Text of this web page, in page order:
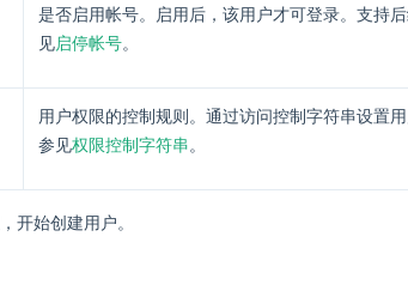
是否启用帐号。启用后，该用户才可登录。支持
见启停帐号。
用户权限的控制规则。通过访问控制字符串设置
参见权限控制字符串 。
，开始创建用户。